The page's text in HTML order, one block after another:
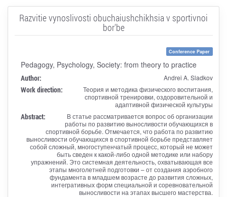
Razvitie vynoslivosti obuchaiushchikhsia v sportivnoi
bor'be
Conference Paper
Pedagogy, Psychology, Society: from theory to practice
Author: Andrei A. Sladkov
Work direction:
Теория и методика физического воспитания,
спортивной тренировки, оздоровительной и
адаптивной физической культуры
Abstract:
В статье рассматривается вопрос об организации
работы по развитию выносливости обучающихся в
спортивной борьбе. Отмечается, что работа по развитию
выносливости обучающихся в спортивной борьбе представляет
собой сложный, многоступенчатый процесс, который не может
быть сведен к какой-либо одной методике или набору
упражнений. Это системная деятельность, охватывающая все
этапы многолетней подготовки – от создания аэробного
фундамента в младшем возрасте до развития сложных,
интегративных форм специальной и соревновательной
выносливости на этапах высшего мастерства.